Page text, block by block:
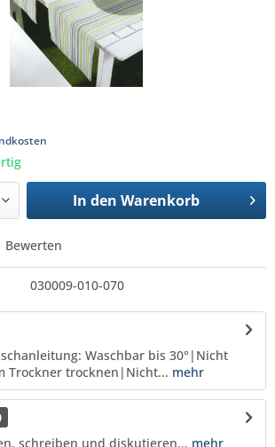
In den Warenkorb
Bewerten
030009-010-070
Waschbar bis 30°|Nicht
Trockner trocknen|Nicht... mehr
schreiben und diskutieren... mehr